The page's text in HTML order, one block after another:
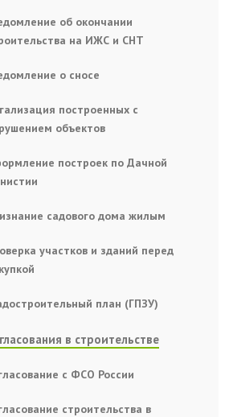
об окончании
на ИЖС и СНТ
о сносе
построенных с
объектов
построек по Дачной
садового дома жилым
участков и зданий перед
план (ГПЗУ)
в строительстве
с ФСО России
строительства в